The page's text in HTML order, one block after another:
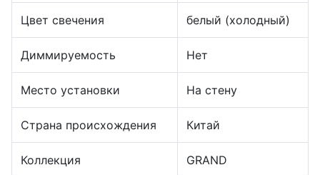
Цвет свечения белый (холодный)
Диммируемость Нет
Место установки На стену
Страна происхождения Китай
Коллекция GRAND